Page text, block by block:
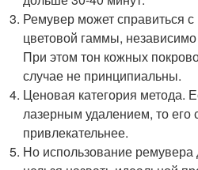
Ремувер может справиться
цветовой гаммы, независимо
При этом тон кожных
случае не принципиальны.
Ценовая категория метода.
лазерным удалением, то его
привлекательнее.
Но использование ремувера